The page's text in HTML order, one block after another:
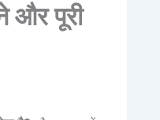
और पूरी